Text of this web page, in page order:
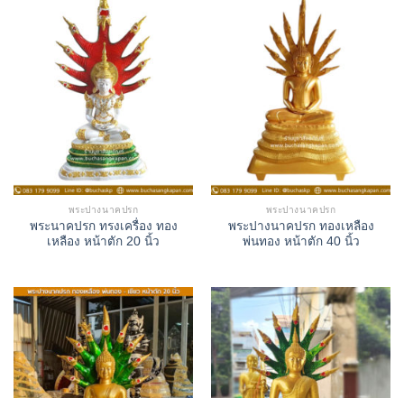
พระปางนาคปรก
พระนาคปรก ทรงเครื่อง ทอง
เหลือง หน้าตัก 20 นิ้ว
พระปางนาคปรก
พระปางนาคปรก ทองเหลือง
พ่นทอง หน้าตัก 40 นิ้ว